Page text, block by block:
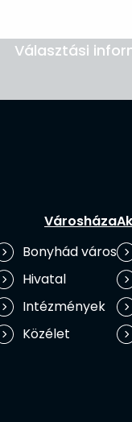
Választási
Városháza
Bonyhád város
Hivatal
Intézmények
Közélet